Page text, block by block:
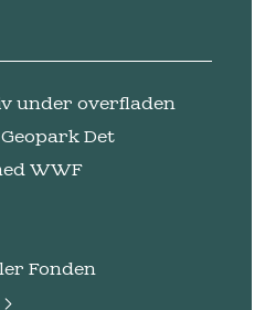
under overfladen
Geopark Det
WWF
Fonden